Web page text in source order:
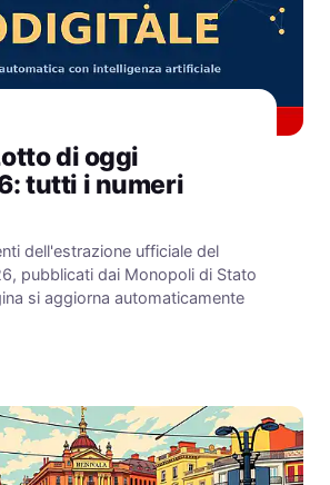
di oggi
tutti i numeri
dell'estrazione ufficiale del
pubblicati dai Monopoli di Stato
si aggiorna automaticamente